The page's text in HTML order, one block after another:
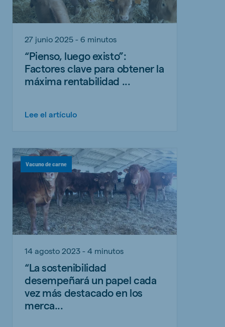
27 junio 2025 - 6 minutos
“Pienso, luego existo”:
Factores clave para obtener la
máxima rentabilidad ...
Lee el artículo
Vacuno de carne
14 agosto 2023 - 4 minutos
“La sostenibilidad
desempeñará un papel cada
vez más destacado en los
merca...